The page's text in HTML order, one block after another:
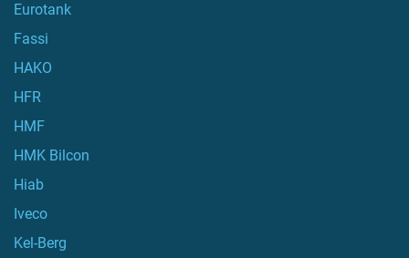
Eurotank
Fassi
HAKO
HFR
HMF
HMK Bilcon
Hiab
Iveco
Kel-Berg